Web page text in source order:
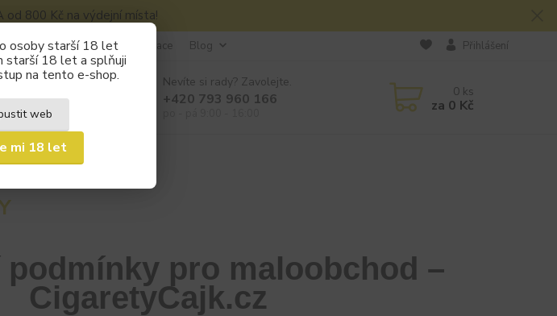
od 800 Kč na výdejní místa!
osoby starší 18 let
starší 18 let a splňuji
na tento e-shop.
web
mi 18 let
kladené otázky (FAQ) Reklamace Blog Přihlášení
Hledat
Nevíte si rady? Zavolejte.
+420 793 960 166 0 ks
za 0 Kč
podmínky pro maloobchod –
CigaretyCajk.cz